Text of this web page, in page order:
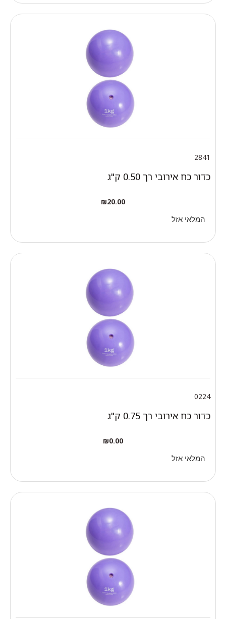
2841
כדור כח אירובי רך 0.50 ק"ג
₪20.00
המלאי אזל
0224
כדור כח אירובי רך 0.75 ק"ג
₪0.00
המלאי אזל